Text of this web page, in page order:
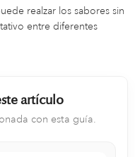
realzar los sabores sin
entre diferentes
artículo
con esta guía.